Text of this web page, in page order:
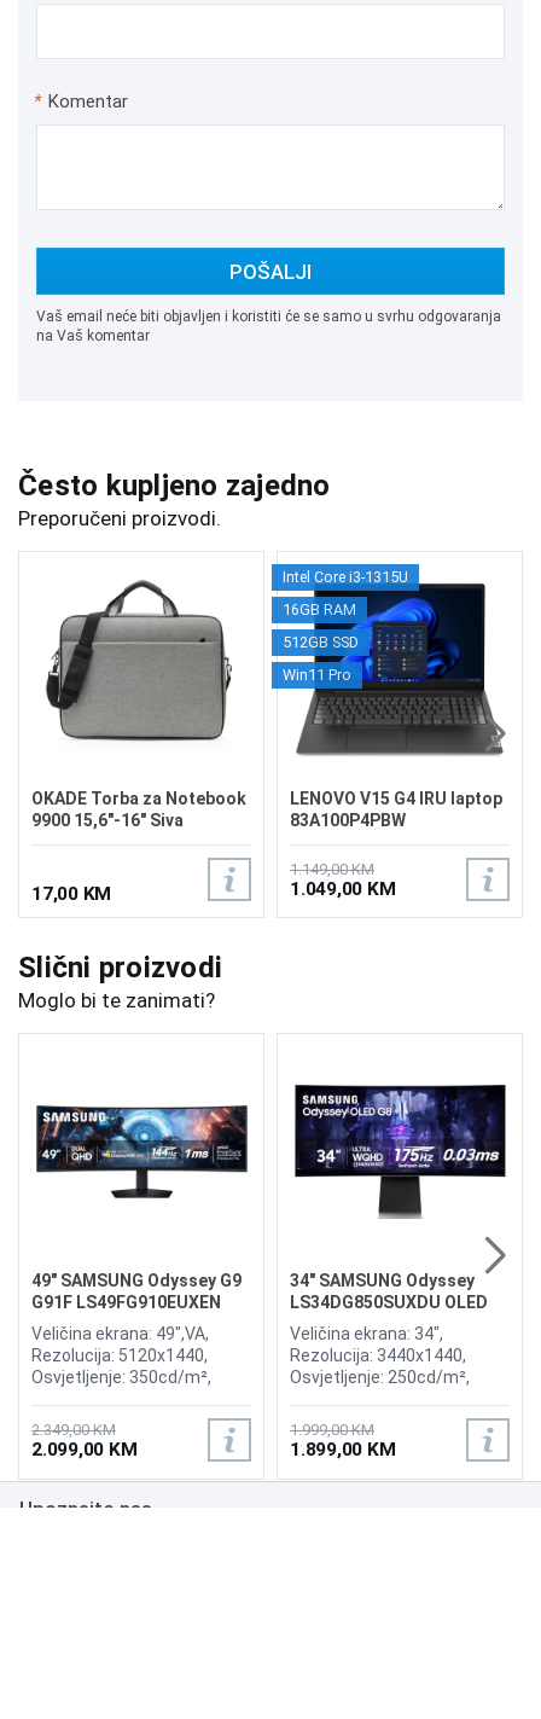
* Komentar
POŠALJI
Vaš email neće biti objavljen i koristiti će se samo u svrhu odgovaranja
na Vaš komentar
Često kupljeno zajedno
Preporučeni proizvodi.
OKADE Torba za Notebook
9900 15,6"-16" Siva
17,00 KM
Intel Core i3-1315U
16GB RAM
512GB SSD
Win11 Pro
LENOVO V15 G4 IRU laptop
83A100P4PBW
1.149,00 KM
1.049,00 KM
Slični proizvodi
Moglo bi te zanimati?
49" SAMSUNG Odyssey G9
G91F LS49FG910EUXEN
144Hz Gaming Curved
Display
Veličina ekrana: 49",VA,
Rezolucija: 5120x1440,
Osvjetljenje: 350cd/m²,
Osvježenje: 144Hz, AMD
FreeSync Premium Pro,
Priključci: 2xHDMI 2.1,
DisplayPort, 2xUSB 3.2, USB-
B
2.349,00 KM
2.099,00 KM
34" SAMSUNG Odyssey
LS34DG850SUXDU OLED
G8 175Hz Gaming Curved
Display
Veličina ekrana: 34",
Rezolucija: 3440x1440,
Osvjetljenje: 250cd/m²,
Osvježenje: 175Hz, AMD
FreeSync Premium,
Wireless LAN, Bluetooth ,
Priključci: 2xHDMI,
1.999,00 KM
1.899,00 KM
Upoznajte nas